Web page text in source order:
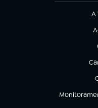
A
(abre em